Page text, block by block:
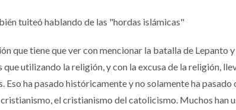
tuiteó hablando de las "hordas islámicas"
que tiene que ver con mencionar la batalla de Lepanto
que utilizando la religión, y con la excusa de la religión,
Eso ha pasado históricamente y no solamente ha
el cristianismo del catolicismo. Muchos han